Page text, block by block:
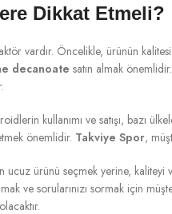
Dikkat Etmeli?
vardır. Öncelikle, ürünün
decanoate satın almak önemlidir.
kullanımı ve satışı, bazı
önemlidir. Takviye Spor,
ucuz ürünü seçmek yerine,
ve sorularınızı sormak için